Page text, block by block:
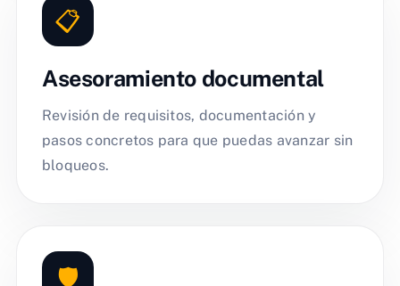
📋
Asesoramiento documental
Revisión de requisitos, documentación y
pasos concretos para que puedas avanzar sin
bloqueos.
🛡️